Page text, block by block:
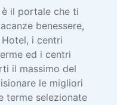
è il portale che ti
benessere,
i centri
ed i centri
il massimo del
le migliori
terme selezionate